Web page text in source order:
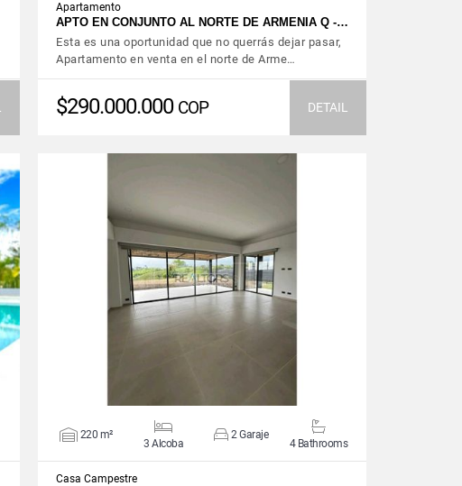
Apartamento
APTO EN CONJUNTO AL NORTE DE ARMENIA Q -…
Esta es una oportunidad que no querrás dejar pasar,
Apartamento en venta en el norte de Arme…
$290.000.000 COP DETAIL
VIEW DETAILS
220 m²
3 Alcoba
2 Garaje
4 Bathrooms
Casa Campestre